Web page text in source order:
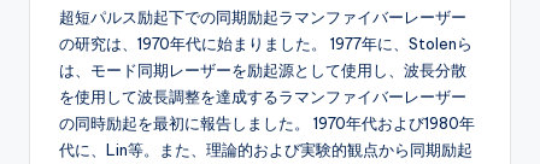
超短パルス励起下での同期励起ラマンファイバーレーザー
の研究は、1970年代に始まりました。 1977年に、Stolenら
は、モード同期レーザーを励起源として使用し、波長分散
を使用して波長調整を達成するラマンファイバーレーザー
の同時励起を最初に報告しました。 1970年代および1980年
代に、Lin等。また、理論的および実験的観点から同期励起